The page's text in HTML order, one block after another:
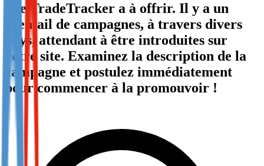
Not already our Publisher?
Sign up here
que TradeTracker a à offrir. Il y a un
éventail de campagnes, à travers divers
pays, attendant à être introduites sur
votre site. Examinez la description de la
campagne et postulez immédiatement
pour commencer à la promouvoir !